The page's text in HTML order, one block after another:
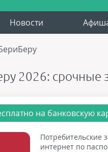
Новости
2026: срочные
на банковскую
Потребительские
интернет по